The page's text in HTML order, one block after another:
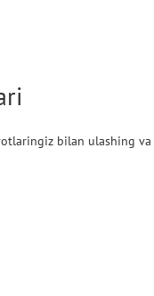
bilan ulashing